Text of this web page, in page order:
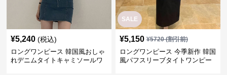
¥5,240 (税込)
ロングワンピース 韓国風おしゃ
れデニムタイトキャミソールワ
SALE
¥5,150 ¥5720(割引前)
ロングワンピース 今季新作 韓国
風パフスリーブタイトワンピー